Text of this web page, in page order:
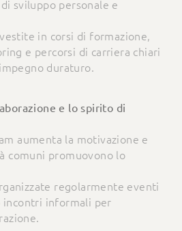
sviluppo personale e
in corsi di formazione,
e percorsi di carriera chiari
duraturo.
e lo spirito di
aumenta la motivazione e
comuni promuovono lo
regolarmente eventi
incontri informali per